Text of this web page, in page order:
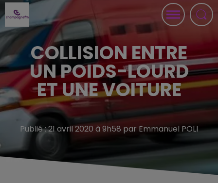
COLLISION ENTRE
UN POIDS-LOURD
ET UNE VOITURE
Publié : 21 avril 2020 à 9h58 par Emmanuel POLI